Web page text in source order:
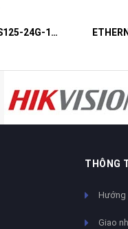
ETHERNET ROUTER CRS125-24G-1S-IN
THÔNG
Hướng
Giao